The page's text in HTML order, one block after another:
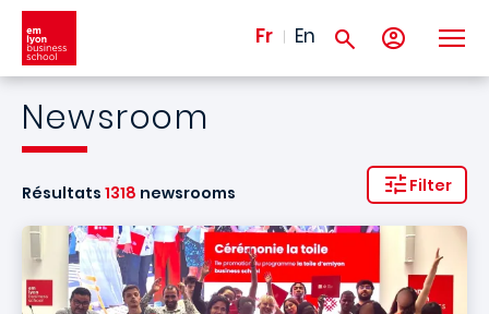
Aller au contenu principal
Fr En
Newsroom
Filter
Résultats 1318 newsrooms